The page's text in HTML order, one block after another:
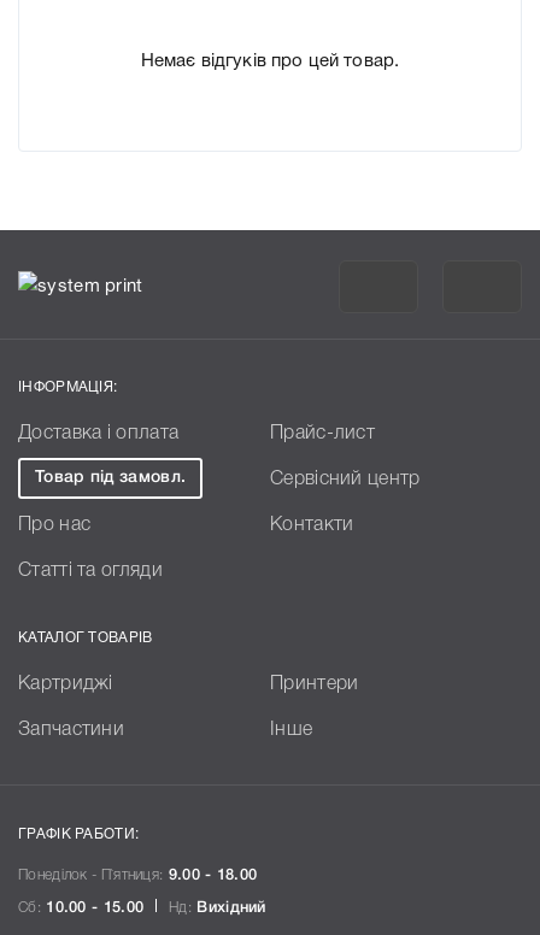
Немає відгуків про цей товар.
ІНФОРМАЦІЯ:
Доставка і оплата Прайс-лист
Товар під замовл. Сервісний центр
Про нас Контакти
Статті та огляди
КАТАЛОГ ТОВАРІВ
Картриджі Принтери
Запчастини Інше
ГРАФІК РАБОТИ:
Понеділок - П`ятниця: 9.00 - 18.00
Сб: 10.00 - 15.00 Нд: Вихідний